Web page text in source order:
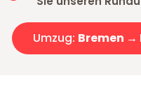
Umzug: Bremen →